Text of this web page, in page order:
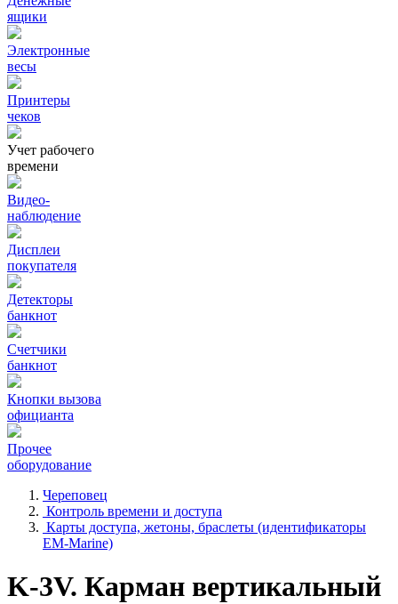
ящики
Электронные
весы
Принтеры
чеков
Учет рабочего
времени
Видео‑
наблюдение
Дисплеи
покупателя
Детекторы
банкнот
Счетчики
банкнот
Кнопки вызова
официанта
Прочее
оборудование
Череповец
Контроль времени и доступа
Карты доступа, жетоны, браслеты (идентификаторы
EM-Marine)
K-3V. Карман вертикальный